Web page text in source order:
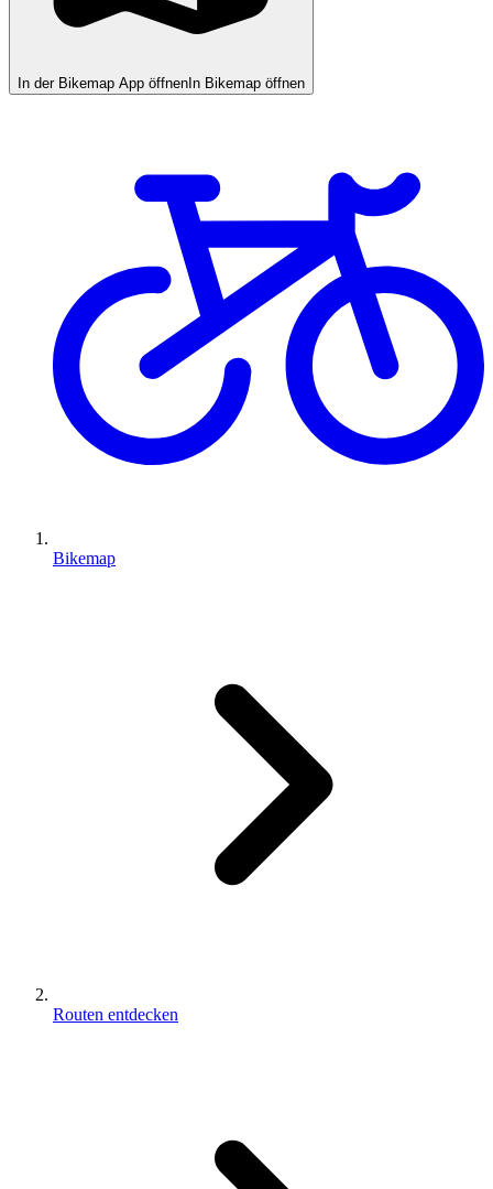
In der Bikemap App öffnen In Bikemap öffnen
Bikemap
Routen entdecken